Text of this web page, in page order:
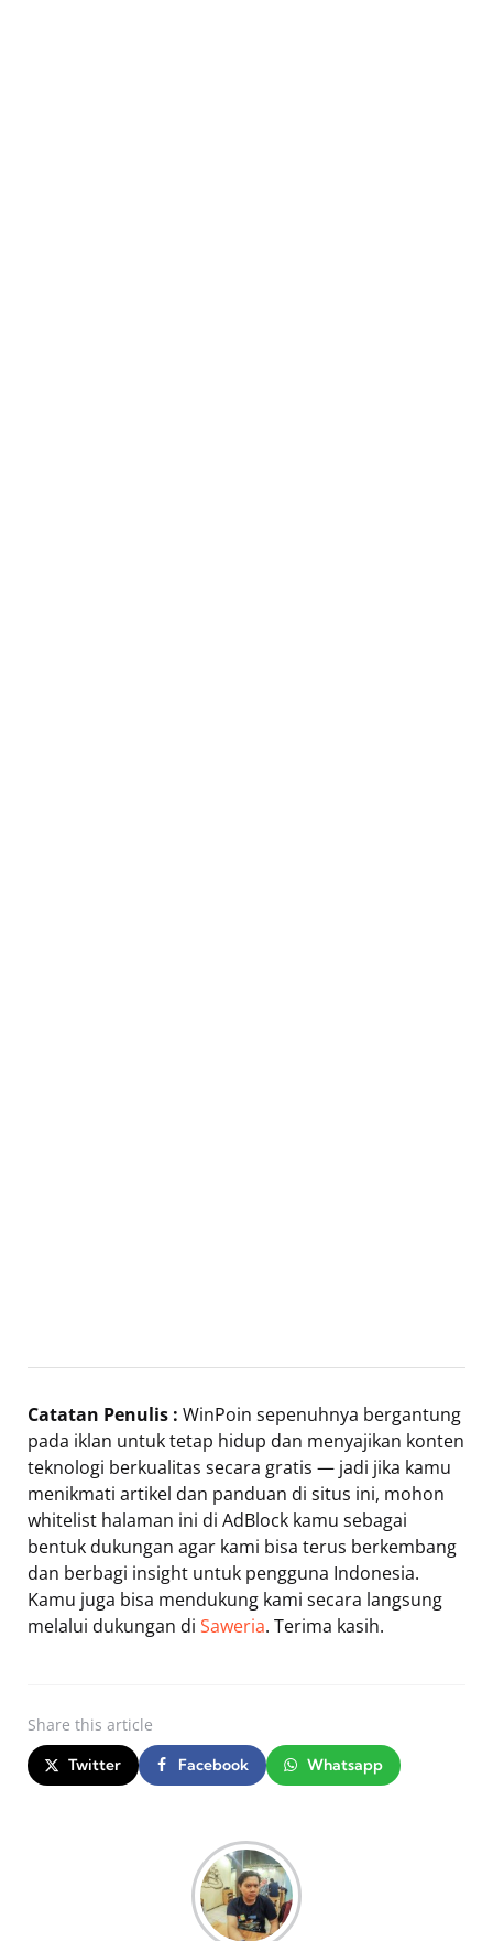
Catatan Penulis : WinPoin sepenuhnya bergantung
pada iklan untuk tetap hidup dan menyajikan konten
teknologi berkualitas secara gratis — jadi jika kamu
menikmati artikel dan panduan di situs ini, mohon
whitelist halaman ini di AdBlock kamu sebagai
bentuk dukungan agar kami bisa terus berkembang
dan berbagi insight untuk pengguna Indonesia.
Kamu juga bisa mendukung kami secara langsung
melalui dukungan di Saweria. Terima kasih.
Share this article
Twitter Facebook Whatsapp